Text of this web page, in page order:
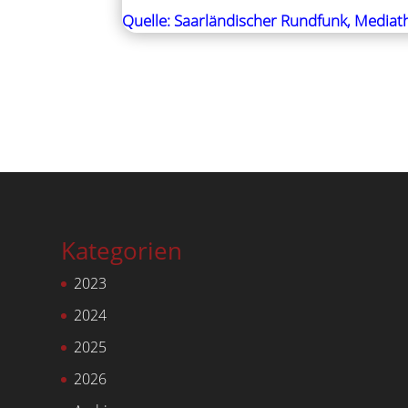
Quelle: Saarländischer Rundfunk,
Kategorien
2023
2024
2025
2026